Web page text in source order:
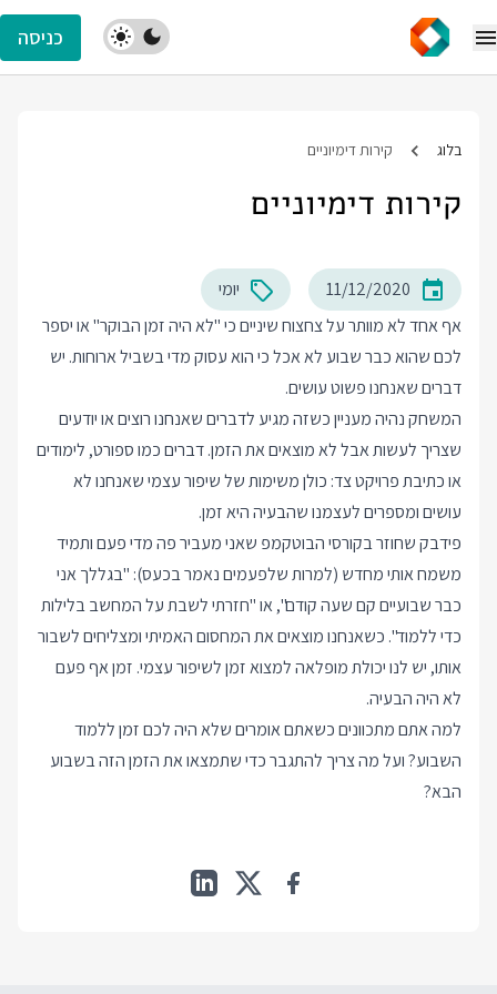
כניסה
בלוג קירות דימיוניים
קירות דימיוניים
11/12/2020
יומי
אף אחד לא מוותר על צחצוח שיניים כי "לא היה זמן הבוקר" או יספר
לכם שהוא כבר שבוע לא אכל כי הוא עסוק מדי בשביל ארוחות. יש
דברים שאנחנו פשוט עושים.
המשחק נהיה מעניין כשזה מגיע לדברים שאנחנו רוצים או יודעים
שצריך לעשות אבל לא מוצאים את הזמן. דברים כמו ספורט, לימודים
או כתיבת פרויקט צד: כולן משימות של שיפור עצמי שאנחנו לא
עושים ומספרים לעצמנו שהבעיה היא זמן.
פידבק שחוזר בקורסי הבוטקמפ שאני מעביר פה מדי פעם ותמיד
משמח אותי מחדש (למרות שלפעמים נאמר בכעס): "בגללך אני
כבר שבועיים קם שעה קודם", או "חזרתי לשבת על המחשב בלילות
כדי ללמוד". כשאנחנו מוצאים את המחסום האמיתי ומצליחים לשבור
אותו, יש לנו יכולת מופלאה למצוא זמן לשיפור עצמי. זמן אף פעם
לא היה הבעיה.
למה אתם מתכוונים כשאתם אומרים שלא היה לכם זמן ללמוד
השבוע? ועל מה צריך להתגבר כדי שתמצאו את הזמן הזה בשבוע
הבא?